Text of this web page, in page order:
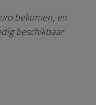
bekomen, en
beschikbaar